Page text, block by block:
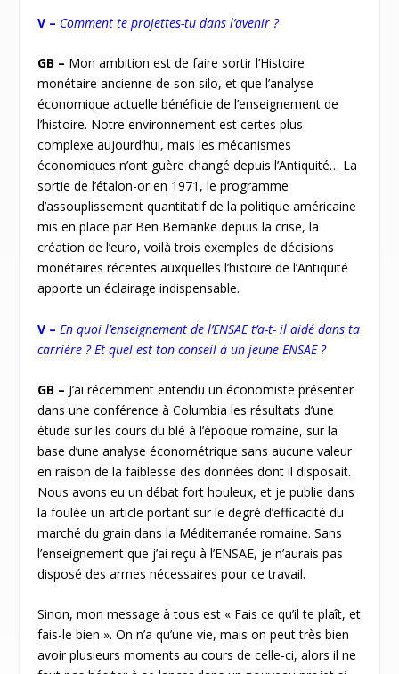
V – Comment te projettes-tu dans l’avenir ?
GB – Mon ambition est de faire sortir l’Histoire
monétaire ancienne de son silo, et que l’analyse
économique actuelle bénéficie de l’enseignement de
l’histoire. Notre environnement est certes plus
complexe aujourd’hui, mais les mécanismes
économiques n’ont guère changé depuis l’Antiquité… La
sortie de l’étalon-or en 1971, le programme
d’assouplissement quantitatif de la politique américaine
mis en place par Ben Bernanke depuis la crise, la
création de l’euro, voilà trois exemples de décisions
monétaires récentes auxquelles l’histoire de l’Antiquité
apporte un éclairage indispensable.
V – En quoi l’enseignement de l’ENSAE t’a-t- il aidé dans ta
carrière ? Et quel est ton conseil à un jeune ENSAE ?
GB – J’ai récemment entendu un économiste présenter
dans une conférence à Columbia les résultats d’une
étude sur les cours du blé à l’époque romaine, sur la
base d’une analyse économétrique sans aucune valeur
en raison de la faiblesse des données dont il disposait.
Nous avons eu un débat fort houleux, et je publie dans
la foulée un article portant sur le degré d’efficacité du
marché du grain dans la Méditerranée romaine. Sans
l’enseignement que j’ai reçu à l’ENSAE, je n’aurais pas
disposé des armes nécessaires pour ce travail.
Sinon, mon message à tous est « Fais ce qu’il te plaît, et
fais-le bien ». On n’a qu’une vie, mais on peut très bien
avoir plusieurs moments au cours de celle-ci, alors il ne